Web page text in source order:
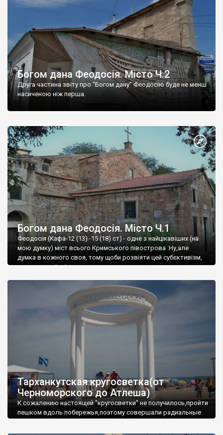
Богом дана Феодосія. Місто Ч.2
Друга частина звіту про "Богом дану" Феодосію буде не менш
насиченою ніж перша.
Богом дана Феодосія. Місто Ч.1
Феодосія (Кафа-12 (13) -15 (18) ст) - одне з найцікавіших (на
мою думку) міст всього Кримського півострова .Ну,але
думка в кожного своя, тому щоби розвіяти цей субєктивізм,
запрошую відвідати це
Тарханкутская кругосветка(от
Черноморского до Атлеша)
К сожалению настоящей "кругосветки" не получилось,пройти
пешком вдоль побережья,поэтому совершали радиальные